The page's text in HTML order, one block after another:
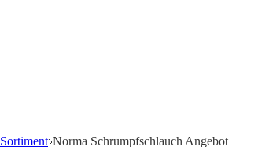
Sortiment Norma Schrumpfschlauch Angebot